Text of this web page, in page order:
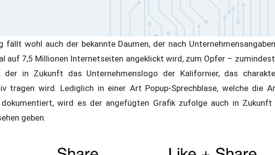
fällt wohl auch der bekannte Daumen, der nach
auf 7,5 Millionen Internetseiten angeklickt wird, zum Opfer –
der in Zukunft das Unternehmenslogo der Kalifornier, das
tragen wird. Lediglich in einer Art Popup-Sprechblase, welche die
wird es der angefügten Grafik zufolge auch in Zukunft
geben.